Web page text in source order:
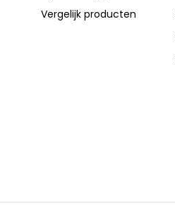
Vergelijk producten